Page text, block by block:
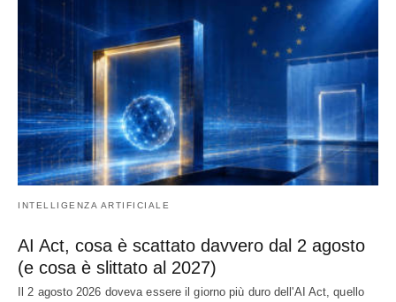
INTELLIGENZA ARTIFICIALE
AI Act, cosa è scattato davvero dal 2 agosto
(e cosa è slittato al 2027)
Il 2 agosto 2026 doveva essere il giorno più duro dell'AI Act, quello